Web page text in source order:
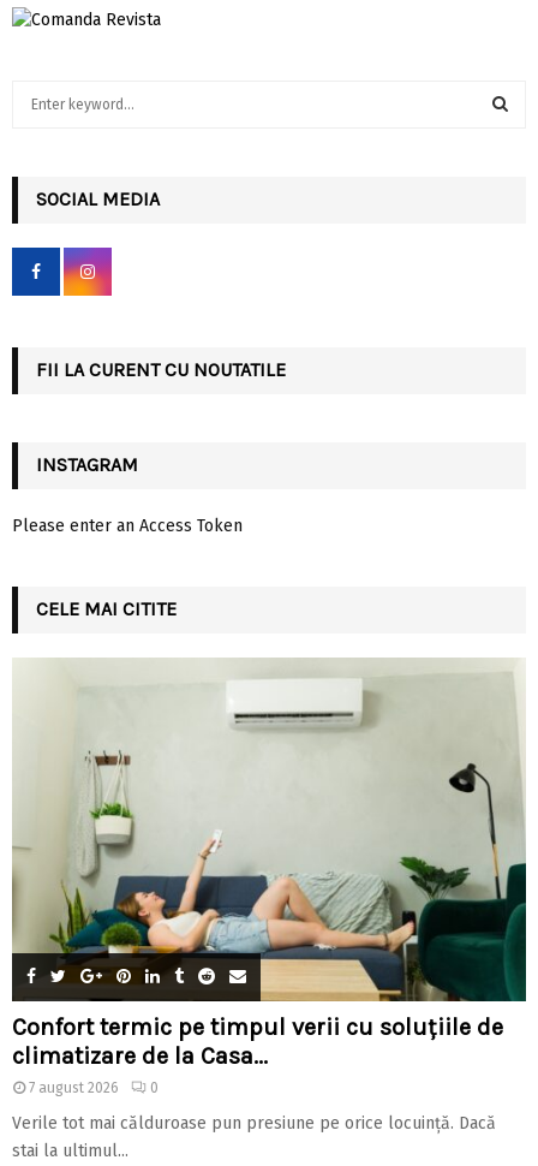
h
f
r
SOCIAL MEDIA
FII LA CURENT CU NOUTATILE
INSTAGRAM
Please enter an Access Token
CELE MAI CITITE
Confort termic pe timpul verii cu soluțiile de
climatizare de la Casa...
7 august 2026 0
Verile tot mai călduroase pun presiune pe orice locuință. Dacă
stai la ultimul...